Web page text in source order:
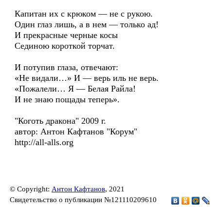
Капитан их с крюком — не с рукою.
Один глаз лишь, а в нем — только ад!
И прекрасные черные косы
Сединою короткой торчат.
И потупив глаза, отвечают:
«Не видали…» И — верь иль не верь.
«Пожалели… Я — Белая Райла!
И не знаю пощады теперь».
"Коготь дракона" 2009 г.
автор: Антон Кафтанов "Корум"
http://all-alls.org
© Copyright: Антон Кафтанов, 2021
Свидетельство о публикации №121110209610